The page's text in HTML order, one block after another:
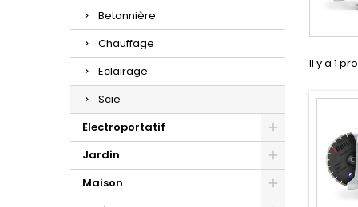
Betonnière
Chauffage
Eclairage
Scie
Electroportatif
Jardin
Maison
Il y a 1